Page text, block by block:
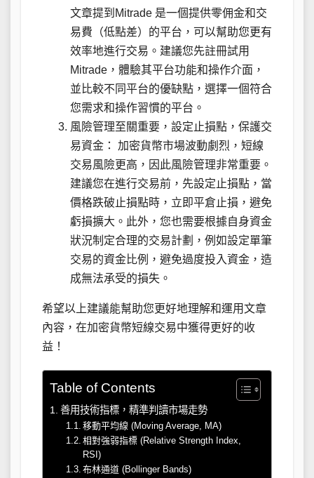
文章提到Mitrade 是一個提供零佣金和交
易費（低點差）的平台，可以幫助您更有
效率地進行交易。建議您先註冊試用
Mitrade，體驗其平台功能和操作介面，
並比較不同平台的優缺點，選擇一個符合
您需求和操作習慣的平台。
風險管理至關重要，設定止損點，保護交
易資金： 加密貨幣市場波動劇烈，短線
交易風險更高，因此風險管理非常重要。
建議您在進行交易前，先設定止損點，當
價格跌破止損點時，立即平倉止損，避免
虧損擴大。此外，您也需要根據自身資金
狀況制定合理的交易計劃，例如設定單筆
交易的資金比例，避免過度投入資金，造
成無法承受的損失。
希望以上建議能幫助您更好地理解和運用文章
內容，在加密貨幣短線交易中獲得更好的收
益！
Table of Contents
善用技術指標，精準判讀市場走勢
移動平均線 (Moving Average, MA)
相對強弱指標 (Relative Strength Index,
RSI)
布林通道 (Bollinger Bands)